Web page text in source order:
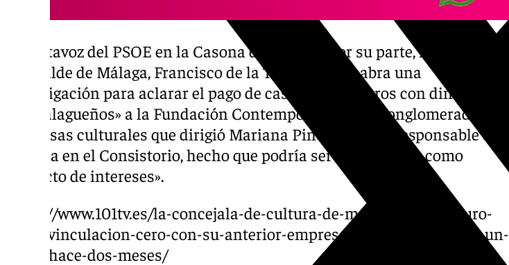
El portavoz del PSOE en la Casona del Parque, por su parte, ha solicitado
al alcalde de Málaga, Francisco de la Torre, «que se abra una
investigación para aclarar el pago de casi 100.000 euros con dinero de
los malagueños» a la Fundación Contemporánea, «un conglomerado de
empresas culturales que dirigió Mariana Pineda, actual responsable de
Cultura en el Consistorio, hecho que podría ser considerado como
conflicto de intereses».
https://www.101tv.es/la-concejala-de-cultura-de-malaga-que-aseguro-
tener-vinculacion-cero-con-su-anterior-empresa-la-promociono-en-un-
video-hace-dos-meses/